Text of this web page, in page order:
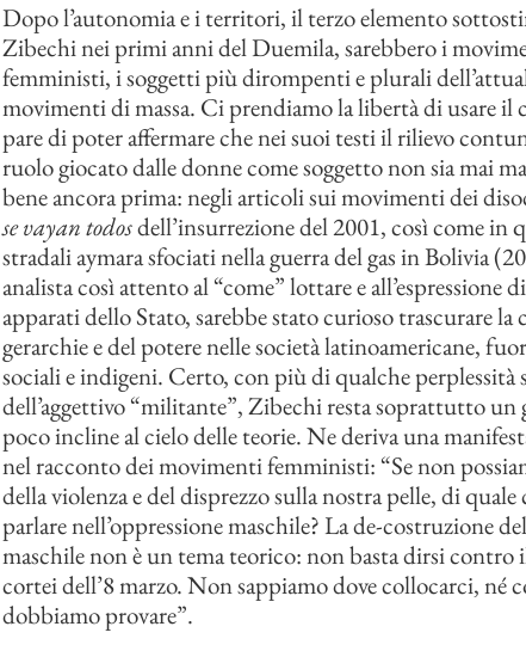
Dopo l’autonomia e i territori, il terzo elemento
Zibechi nei primi anni del Duemila, sarebbero i
femministi, i soggetti più dirompenti e plurali
movimenti di massa. Ci prendiamo la libertà di usare il
pare di poter affermare che nei suoi testi il rilievo
ruolo giocato dalle donne come soggetto non sia mai
bene ancora prima: negli articoli sui movimenti dei
se vayan todosdell’insurrezione del 2001, così come in
stradali aymara sfociati nella guerra del gas in Bolivia
analista così attento al “come” lottare e all’espressione
apparati dello Stato, sarebbe stato curioso trascurare
gerarchie e del potere nelle società latinoamericane,
sociali e indigeni. Certo, con più di qualche perplessità
dell’aggettivo “militante”, Zibechi resta soprattutto
poco incline al cielo delle teorie. Ne deriva una
nel racconto dei movimenti femministi: “Se non
della violenza e del disprezzo sulla nostra pelle, di
parlare nell’oppressione maschile? La de-costruzione
maschile non è un tema teorico: non basta dirsi contro
cortei dell’8 marzo. Non sappiamo dove collocarci, né
dobbiamo provare”.